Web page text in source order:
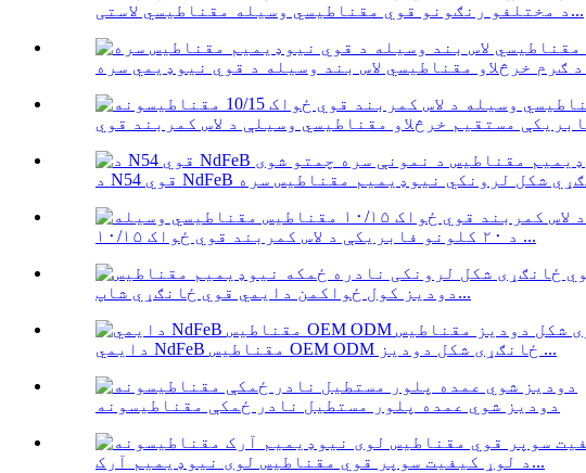
د مختلفو رنګونو قوي مقناطیسي وسیله مقناطیسي لاستی...
د ۲۰ کلونو فابریکې د لاس کمربند قوي ځواک ۱۰/۱۵ ...
دودیز کول ځواکمن دایمي قوي ځانګړي شاپ...
دایمي NdFeB مقناطیس OEM ODM ځانګړی شکل دودیز ...
دودیز شوي عمده پلور مستطیل نادر ځمکې مقناطیسونه
د لوړ کیفیت سوپر قوي مقناطیس لوی نیوډیمیم آرک...